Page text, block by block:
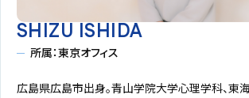
SHIZU ISHIDA
所属：東京オフィス
広島県広島市出身。青山学院大学心理学科、東